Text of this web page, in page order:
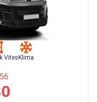
VitesKlima